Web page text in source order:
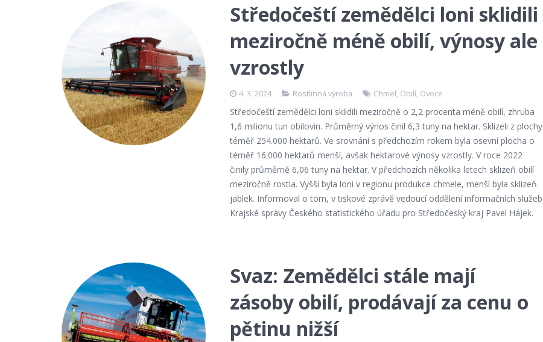
Středočeští zemědělci loni sklidili
meziročně méně obilí, výnosy ale
vzrostly
4. 3. 2024 Rostlinná výroba Chmel, Obilí, Ovoce
Středočeští zemědělci loni sklidili meziročně o 2,2 procenta méně obilí, zhruba
1,6 milionu tun obilovin. Průměrný výnos činil 6,3 tuny na hektar. Sklízeli z plochy
téměř 254.000 hektarů. Ve srovnání s předchozím rokem byla osevní plocha o
téměř 16.000 hektarů menší, avšak hektarové výnosy vzrostly. V roce 2022
činily průměrně 6,06 tuny na hektar. V předchozích několika letech sklizeň obilí
meziročně rostla. Vyšší byla loni v regionu produkce chmele, menší byla sklizeň
jablek. Informoval o tom, v tiskové zprávě vedoucí oddělení informačních služeb
Krajské správy Českého statistického úřadu pro Středočeský kraj Pavel Hájek.
Svaz: Zemědělci stále mají
zásoby obilí, prodávají za cenu o
pětinu nižší